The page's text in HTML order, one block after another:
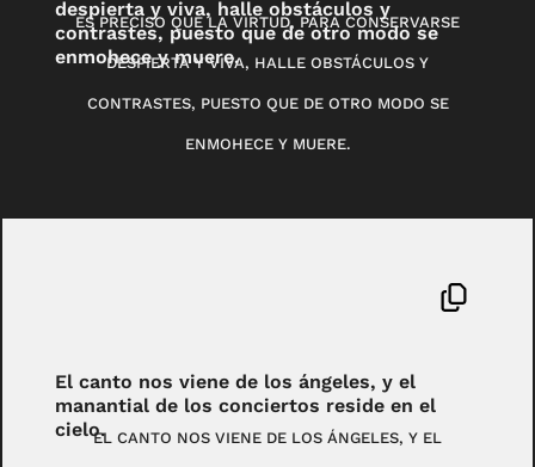
despierta y viva, halle obstáculos y
contrastes, puesto que de otro modo se
enmohece y muere.
ES PRECISO QUE LA VIRTUD, PARA CONSERVARSE
DESPIERTA Y VIVA, HALLE OBSTÁCULOS Y
CONTRASTES, PUESTO QUE DE OTRO MODO SE
ENMOHECE Y MUERE.
El canto nos viene de los ángeles, y el
manantial de los conciertos reside en el
cielo.EL CANTO NOS VIENE DE LOS ÁNGELES, Y EL